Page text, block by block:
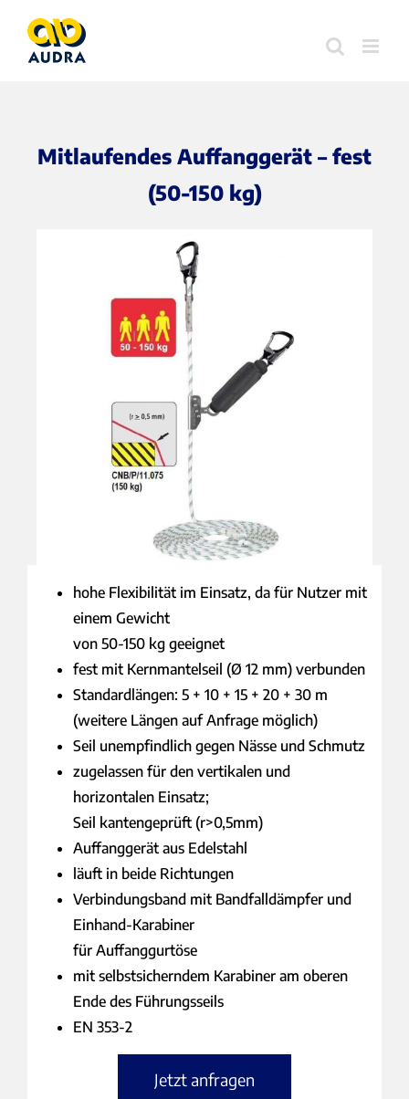
Inhalt
springen
Mitlaufendes Auffanggerät – fest
(50-150 kg)
hohe Flexibilität im Einsatz, da für Nutzer mit
einem Gewicht
von 50-150 kg geeignet
fest mit Kernmantelseil (Ø 12 mm) verbunden
Standardlängen: 5 + 10 + 15 + 20 + 30 m
(weitere Längen auf Anfrage möglich)
Seil unempfindlich gegen Nässe und Schmutz
zugelassen für den vertikalen und
horizontalen Einsatz;
Seil kantengeprüft (r>0,5mm)
Auffanggerät aus Edelstahl
läuft in beide Richtungen
Verbindungsband mit Bandfalldämpfer und
Einhand-Karabiner
für Auffanggurtöse
mit selbstsicherndem Karabiner am oberen
Ende des Führungsseils
EN 353-2
Jetzt anfragen